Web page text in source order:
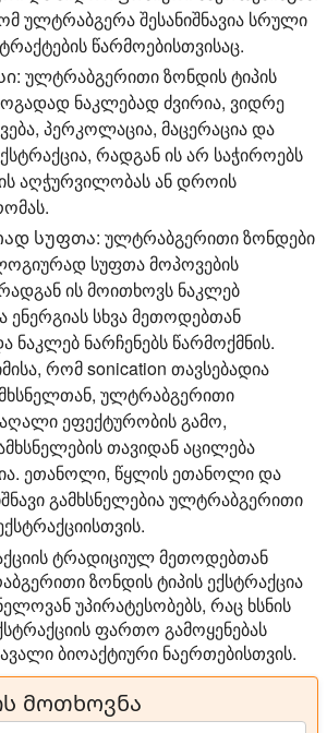
ულტრაბგერა შესანიშნავია სრული
წარმოებისთვისაც.
ულტრაბგერითი ზონდის ტიპის
ნაკლებად ძვირია, ვიდრე
პერკოლაცია, მაცერაცია და
რადგან ის არ საჭიროებს
აღჭურვილობას ან დროის
სუფთა: ულტრაბგერითი ზონდები
სუფთა მოპოვების
ის მოითხოვს ნაკლებ
ენერგიას სხვა მეთოდებთან
ნაკლებ ნარჩენებს წარმოქმნის.
რომ sonication თავსებადია
ულტრაბგერითი
ეფექტურობის გამო,
თავიდან აცილება
ეთანოლი, წყლის ეთანოლი და
გამხსნელებია ულტრაბგერითი
ტრადიციულ მეთოდებთან
ზონდის ტიპის ექსტრაქცია
უპირატესობებს, რაც ხსნის
ფართო გამოყენებას
ბიოაქტიური ნაერთებისთვის.
მოთხოვნა